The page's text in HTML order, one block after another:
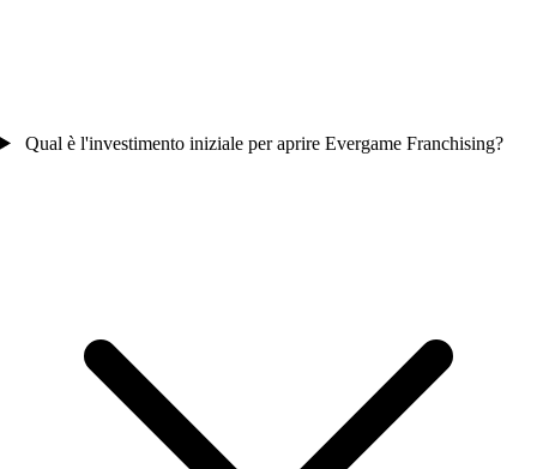
Qual è l'investimento iniziale per aprire Evergame Franchising?